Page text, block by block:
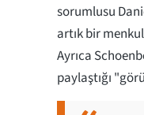
sorumlusu
artık bir
Ayrıca
paylaştığı